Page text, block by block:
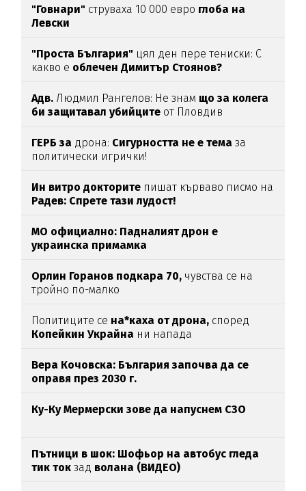
"Говнари" струваха 10 000 евро глоба на
Левски
"Проста България" цял ден пере тениски: С
какво е облечен Димитър Стоянов?
Адв. Людмил Рангелов: Не знам що за колега
би защитавал убийците от Пловдив
ГЕРБ за дрона: Сигурността не е темаза
политически игрички!
Ин витро докторите пишат кърваво писмо на
Радев: Спрете тази лудост!
МО официално: Падналият дрон е
украинска примамка
Орлин Горанов подкара 70, чувства се на
тройно по-малко
Политиците се на*каха от дрона, според
Копейкин Украйна ни напада
Вера Кочовска: България започва да се
оправя през 2030 г.
Ку-Ку Мермерски зове да напуснем СЗО
Пътници в шок: Шофьор на автобус гледа
тик ток зад волана (ВИДЕО)